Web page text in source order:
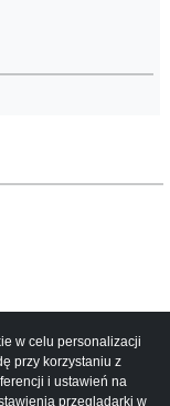
w celu personalizacji
przy korzystaniu z
i ustawień na
przeglądarki w